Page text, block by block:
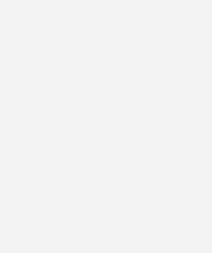
Dabei werden
die Kälte- und
Leckageraten
sei. Was
Niedrig-GWP-
eingesetzt
die Atmosphäre